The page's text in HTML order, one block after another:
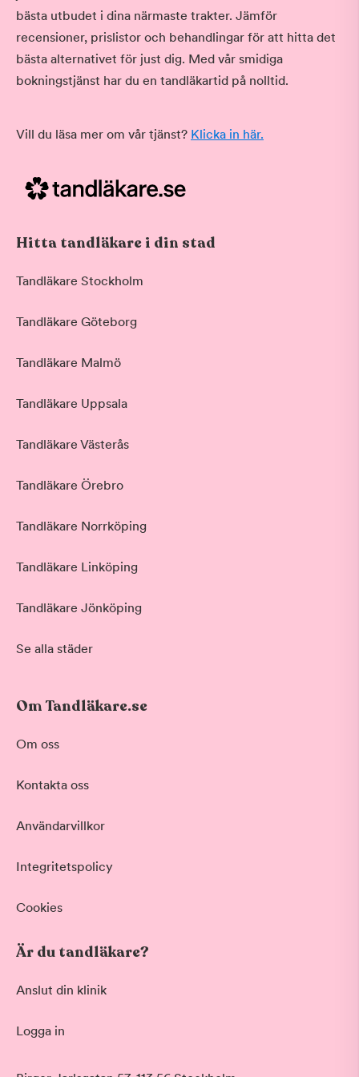
är försäkrade i Sverige. Men du måste
vara med socialförsäkringssystemet i
ditt hemland och att du kan uppvisa
intyg. Kommer du från ett annat land
utanför EU har du rätt till tandvård i
under en längre period eller har flyttat
på samma villkor som de som är
försäkrade i Sverige. Kontakta
detta gäller dig.
bästa utbudet i dina närmaste trakter. Jämför
recensioner, prislistor och behandlingar för att hitta det
bästa alternativet för just dig. Med vår smidiga
bokningstjänst har du en tandläkartid på nolltid.
Vill du läsa mer om vår tjänst? Klicka in här.
Hitta tandläkare i din stad
Tandläkare Stockholm
Tandläkare Göteborg
Tandläkare Malmö
Tandläkare Uppsala
Tandläkare Västerås
Tandläkare Örebro
Tandläkare Norrköping
Tandläkare Linköping
Tandläkare Jönköping
Se alla städer
Om Tandläkare.se
Om oss
Kontakta oss
Användarvillkor
Integritetspolicy
Cookies
Är du tandläkare?
Anslut din klinik
Logga in